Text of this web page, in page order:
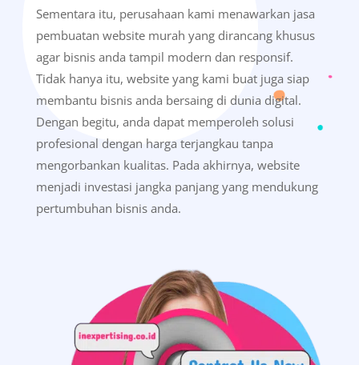
Sementara itu, perusahaan kami menawarkan jasa
pembuatan website murah yang dirancang khusus
agar bisnis anda tampil modern dan responsif.
Tidak hanya itu, website yang kami buat juga siap
membantu bisnis anda bersaing di dunia digital.
Dengan begitu, anda dapat memperoleh solusi
profesional dengan harga terjangkau tanpa
mengorbankan kualitas. Pada akhirnya, website
menjadi investasi jangka panjang yang mendukung
pertumbuhan bisnis anda.